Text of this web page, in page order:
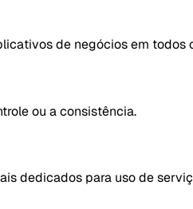
de negócios em todos
ou a consistência.
dedicados para uso de